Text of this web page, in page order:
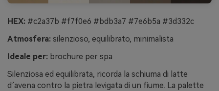
HEX: #c2a37b #f7f0e6 #bdb3a7 #7e6b5a #3d332c
Atmosfera: silenzioso, equilibrato, minimalista
Ideale per: brochure per spa
Silenziosa ed equilibrata, ricorda la schiuma di latte
d’avena contro la pietra levigata di un fiume. La palette